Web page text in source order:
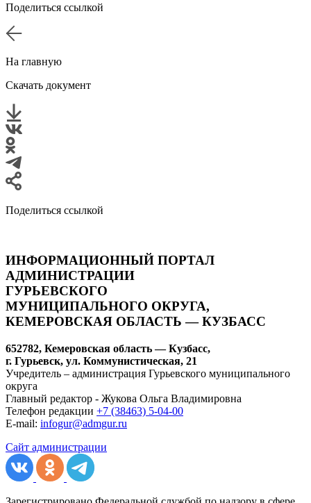
Поделиться ссылкой
На главную
Скачать документ
Поделиться ссылкой
ИНФОРМАЦИОННЫЙ ПОРТАЛ
АДМИНИСТРАЦИИ
ГУРЬЕВСКОГО
МУНИЦИПАЛЬНОГО ОКРУГА,
КЕМЕРОВСКАЯ ОБЛАСТЬ — КУЗБАСС
652782, Кемеровская область — Кузбасс,
г. Гурьевск, ул. Коммунистическая, 21
Учредитель – администрация Гурьевского муниципального
округа
Главный редактор - Жукова Ольга Владимировна
Телефон редакции +7 (38463) 5-04-00
E-mail: infogur@admgur.ru
Сайт администрации